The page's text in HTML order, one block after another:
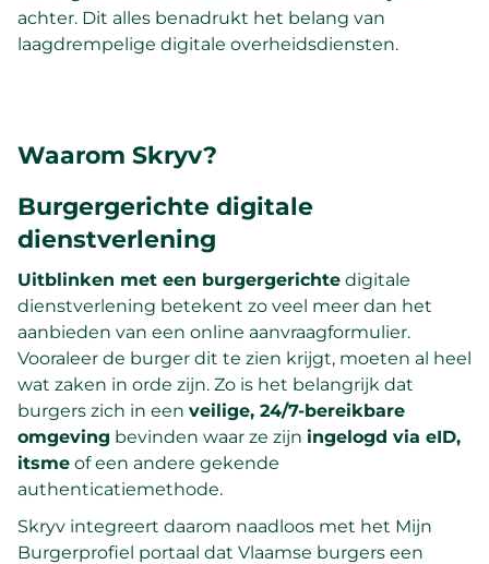
achter. Dit alles benadrukt het belang van
laagdrempelige digitale overheidsdiensten.
Waarom Skryv?
Burgergerichte digitale
dienstverlening
Uitblinken met een burgergerichte digitale
dienstverlening betekent zo veel meer dan het
aanbieden van een online aanvraagformulier.
Vooraleer de burger dit te zien krijgt, moeten al heel
wat zaken in orde zijn. Zo is het belangrijk dat
burgers zich in een veilige, 24/7-bereikbare
omgeving bevinden waar ze zijn ingelogd via eID,
itsme of een andere gekende
authenticatiemethode.
Skryv integreert daarom naadloos met het Mijn
Burgerprofiel portaal dat Vlaamse burgers een